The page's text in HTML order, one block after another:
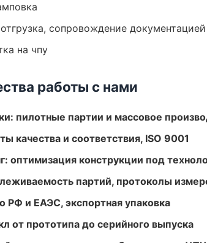
сопровождение документацией
на чпу
работы с нами
пилотные партии и массовое
качества и соответствия, ISO 9001
оптимизация конструкции под
партий, протоколы
РФ и ЕАЭС, экспортная упаковка
от прототипа до серийного выпуска